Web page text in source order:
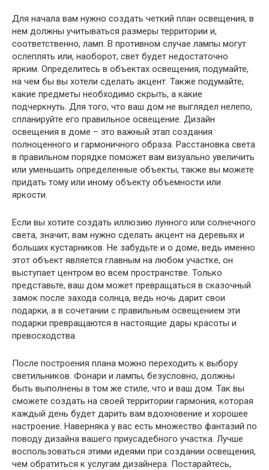
Для начала вам нужно создать четкий план освещения, в
нем должны учитываться размеры территории и,
соответственно, ламп. В противном случае лампы могут
ослеплять или, наоборот, свет будет недостаточно
ярким. Определитесь в объектах освещения, подумайте,
на чем бы вы хотели сделать акцент. Также подумайте,
какие предметы необходимо скрыть, а какие
подчеркнуть. Для того, что ваш дом не выглядел нелепо,
спланируйте его правильное освещение. Дизайн
освещения в доме – это важный этап создания
полноценного и гармоничного образа. Расстановка света
в правильном порядке поможет вам визуально увеличить
или уменьшить определенные объекты, также вы можете
придать тому или иному объекту объемности или
яркости.
Если вы хотите создать иллюзию лунного или солнечного
света, значит, вам нужно сделать акцент на деревьях и
больших кустарников. Не забудьте и о доме, ведь именно
этот объект является главным на любом участке, он
выступает центром во всем пространстве. Только
представьте, ваш дом может превращаться в сказочный
замок после захода солнца, ведь ночь дарит свои
подарки, а в сочетании с правильным освещением эти
подарки превращаются в настоящие дары красоты и
превосходства.
После построения плана можно переходить к выбору
светильников. Фонари и лампы, безусловно, должны
быть выполнены в том же стиле, что и ваш дом. Так вы
сможете создать на своей территории гармония, которая
каждый день будет дарить вам вдохновение и хорошее
настроение. Наверняка у вас есть множество фантазий по
поводу дизайна вашего приусадебного участка. Лучше
воспользоваться этими идеями при создании освещения,
чем обратиться к услугам дизайнера. Постарайтесь,